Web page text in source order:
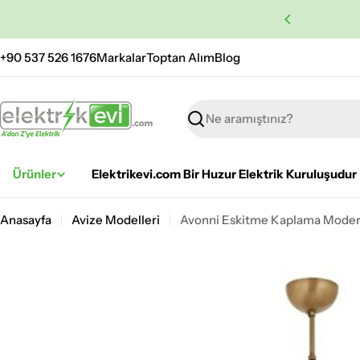
+90 537 526 1676MarkalarToptan AlımBlog
Ara
Ürünler Elektrikevi.com Bir Huzur Elektrik Kuruluşudur
Anasayfa Avize Modelleri Avonni Eskitme Kaplama